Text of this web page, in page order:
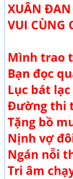
XUÂN
VUI CÙNG
Mình trao
Bạn đọc
Lục bát
Đường thi
Tặng bồ
Nịnh vợ
Ngán nỗi
Tri âm